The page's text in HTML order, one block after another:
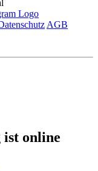
AGB
ist online